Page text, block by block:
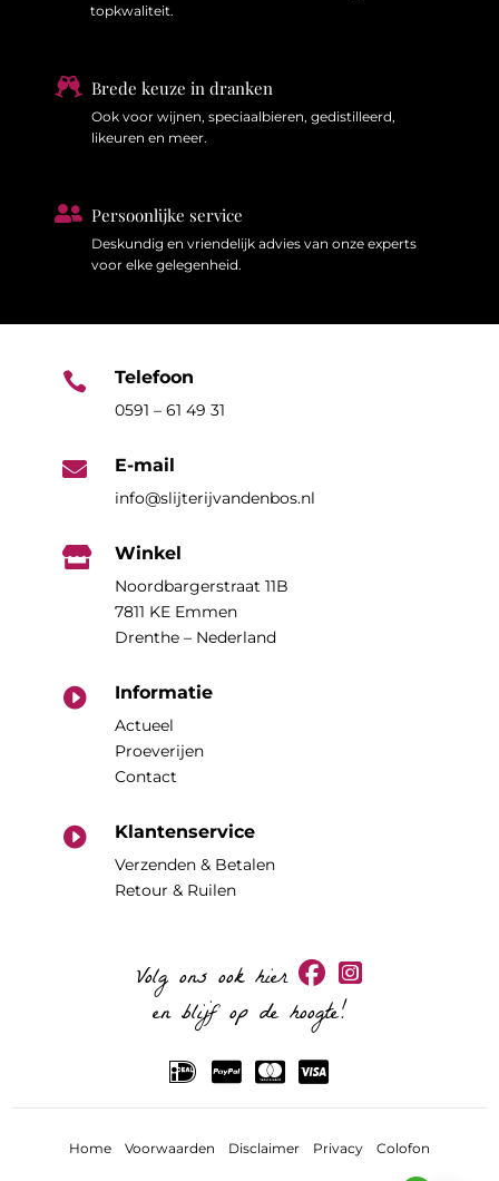
topkwaliteit.
 Brede keuze in dranken
Ook voor wijnen, speciaalbieren, gedistilleerd,
likeuren en meer.
 Persoonlijke service
Deskundig en vriendelijk advies van onze experts
voor elke gelegenheid.
 Telefoon
0591 – 61 49 31
 E-mail
info@slijterijvandenbos.nl
 Winkel
Noordbargerstraat 11B
7811 KE Emmen
Drenthe – Nederland
 Informatie
Actueel
Proeverijen
Contact
 Klantenservice
Verzenden & Betalen
Retour & Ruilen
Volg ons ook hier
en blijf op de hoogte!
Home Voorwaarden Disclaimer Privacy Colofon